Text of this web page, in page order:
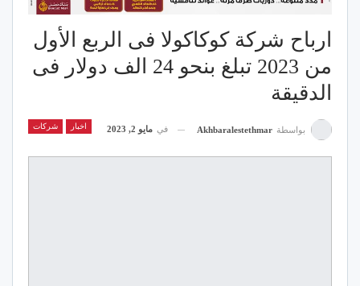
ارباح شركة كوكاكولا فى الربع الأول
من 2023 تبلغ بنحو 24 الف دولار فى
الدقيقة
اخبار شركات بواسطة Akhbaralestethmar في مايو 2, 2023